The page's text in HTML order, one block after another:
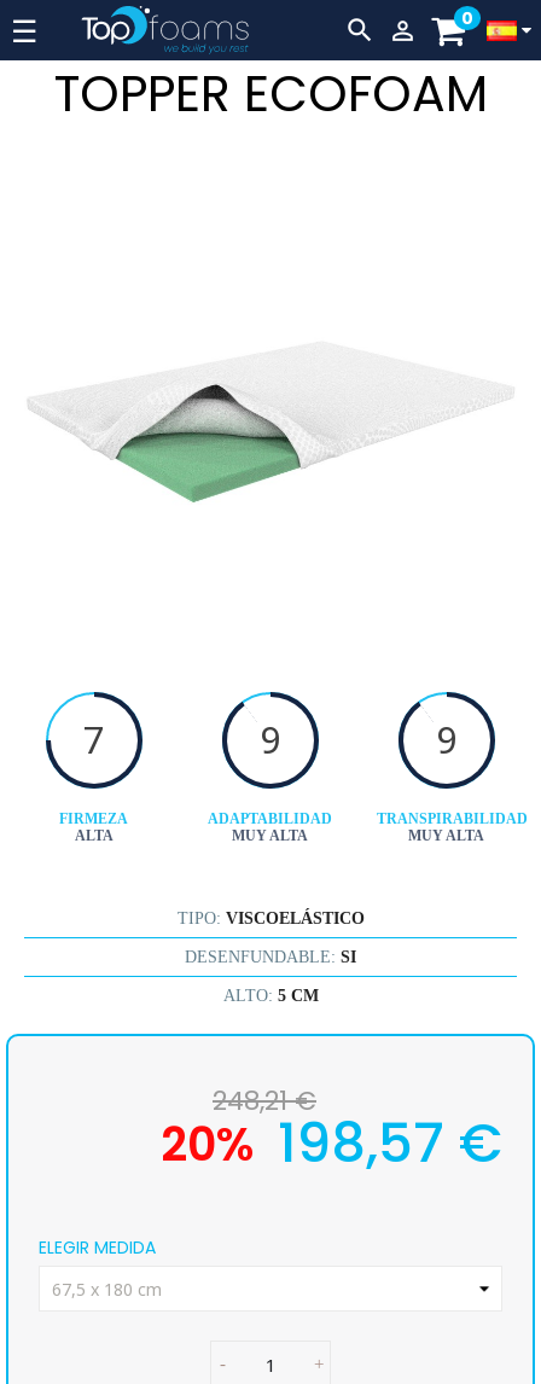
Navegación
de
palanca
☰   0
TOPPER ECOFOAM
7
FIRMEZA
ALTA
9
ADAPTABILIDAD
MUY ALTA
9
TRANSPIRABILIDAD
MUY ALTA
TIPO: VISCOELÁSTICO
DESENFUNDABLE: SI
ALTO: 5 CM
248,21 €
198,57 €
20%
ELEGIR MEDIDA